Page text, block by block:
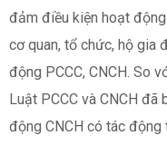
đảm điều kiện hoạt
cơ quan, tổ chức, hộ gia
động PCCC, CNCH. So
Luật PCCC và CNCH
động CNCH có tác